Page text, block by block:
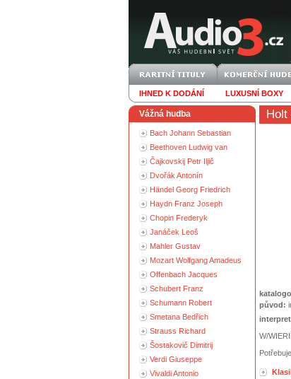
IHNED K DODÁNÍ LUXUSNÍ BOXY
Vážná hudba
Bach Johann Sebastian
Beethoven Ludwig van
Čajkovskij Petr Iljič
Dvořák Antonín
Händel Georg Friedrich
Haydn Franz Joseph
Chopin Frederyk
Janáček Leoš
Mahler Gustav
Mozart Wolfgang Amadeus
Offenbach Jacques
Schubert Franz
Schumann Robert
Smetana Bedřich
Strauss Richard
Šostakovič Dimitrij
Verdi Giuseppe
Vivaldi Antonio
Holt
původ:
W/